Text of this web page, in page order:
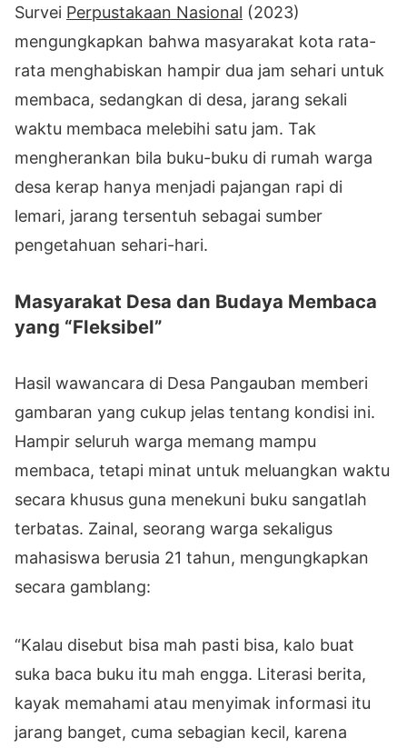
Survei Perpustakaan Nasional (2023)
mengungkapkan bahwa masyarakat kota rata-
rata menghabiskan hampir dua jam sehari untuk
membaca, sedangkan di desa, jarang sekali
waktu membaca melebihi satu jam. Tak
mengherankan bila buku-buku di rumah warga
desa kerap hanya menjadi pajangan rapi di
lemari, jarang tersentuh sebagai sumber
pengetahuan sehari-hari.
Masyarakat Desa dan Budaya Membaca
yang “Fleksibel”
Hasil wawancara di Desa Pangauban memberi
gambaran yang cukup jelas tentang kondisi ini.
Hampir seluruh warga memang mampu
membaca, tetapi minat untuk meluangkan waktu
secara khusus guna menekuni buku sangatlah
terbatas. Zainal, seorang warga sekaligus
mahasiswa berusia 21 tahun, mengungkapkan
secara gamblang:
“Kalau disebut bisa mah pasti bisa, kalo buat
suka baca buku itu mah engga. Literasi berita,
kayak memahami atau menyimak informasi itu
jarang banget, cuma sebagian kecil, karena